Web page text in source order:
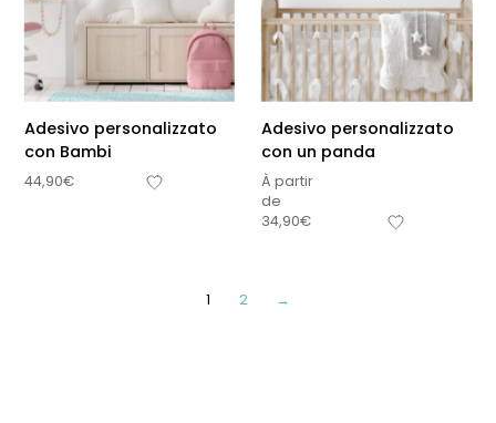
Adesivo personalizzato
con Bambi
44,90€
Adesivo personalizzato
con un panda
À partir
de
34,90€
1 2 →